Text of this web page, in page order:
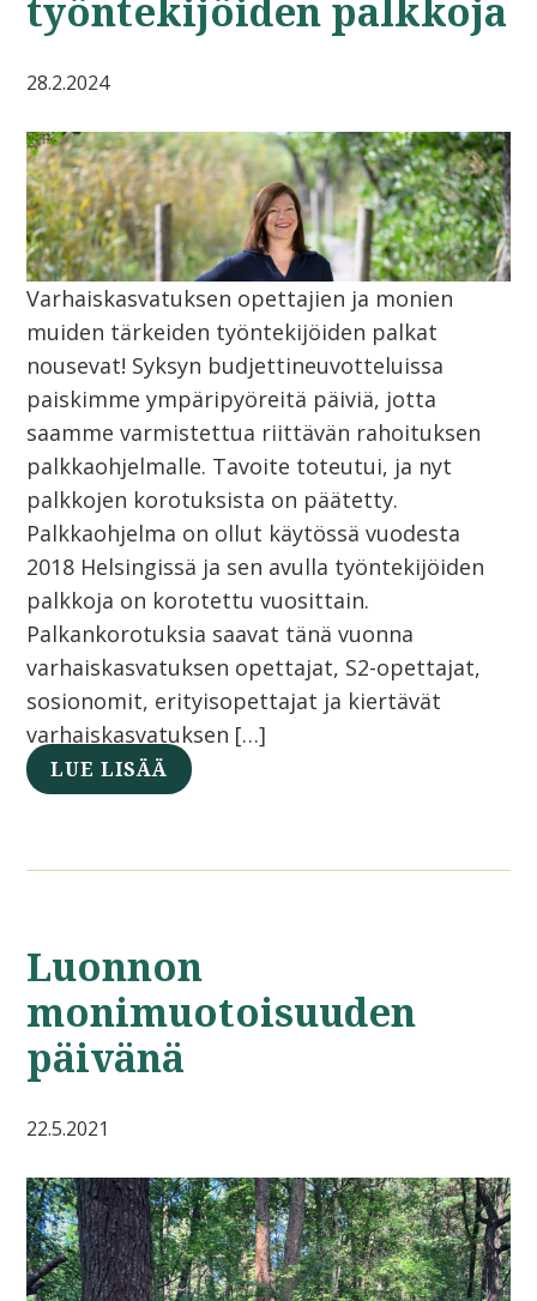
työntekijöiden palkkoja
28.2.2024
Varhaiskasvatuksen opettajien ja monien
muiden tärkeiden työntekijöiden palkat
nousevat! Syksyn budjettineuvotteluissa
paiskimme ympäripyöreitä päiviä, jotta
saamme varmistettua riittävän rahoituksen
palkkaohjelmalle. Tavoite toteutui, ja nyt
palkkojen korotuksista on päätetty.
Palkkaohjelma on ollut käytössä vuodesta
2018 Helsingissä ja sen avulla työntekijöiden
palkkoja on korotettu vuosittain.
Palkankorotuksia saavat tänä vuonna
varhaiskasvatuksen opettajat, S2-opettajat,
sosionomit, erityisopettajat ja kiertävät
varhaiskasvatuksen […]
LUE LISÄÄ
Luonnon
monimuotoisuuden
päivänä
22.5.2021